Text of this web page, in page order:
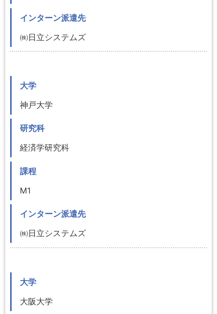
インターン派遣先
㈱日立システムズ
大学
神戸大学
研究科
経済学研究科
課程
M1
インターン派遣先
㈱日立システムズ
大学
大阪大学